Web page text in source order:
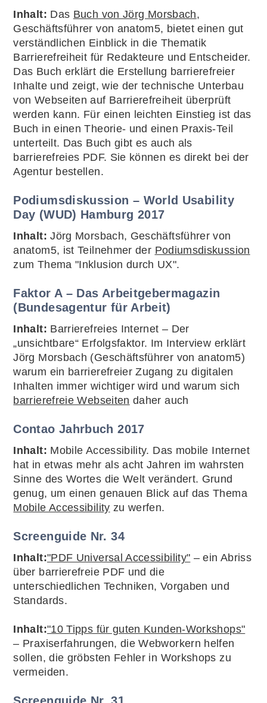
Inhalt: Das Buch von Jörg Morsbach,
Geschäftsführer von anatom5, bietet einen gut
verständlichen Einblick in die Thematik
Barrierefreiheit für Redakteure und Entscheider.
Das Buch erklärt die Erstellung barrierefreier
Inhalte und zeigt, wie der technische Unterbau
von Webseiten auf Barrierefreiheit überprüft
werden kann. Für einen leichten Einstieg ist das
Buch in einen Theorie- und einen Praxis-Teil
unterteilt. Das Buch gibt es auch als
barrierefreies PDF. Sie können es direkt bei der
Agentur bestellen.
Podiumsdiskussion – World Usability
Day (WUD) Hamburg 2017
Inhalt: Jörg Morsbach, Geschäftsführer von
anatom5, ist Teilnehmer der Podiumsdiskussion
zum Thema "Inklusion durch UX".
Faktor A – Das Arbeitgebermagazin
(Bundesagentur für Arbeit)
Inhalt: Barrierefreies Internet – Der
„unsichtbare“ Erfolgsfaktor. Im Interview erklärt
Jörg Morsbach (Geschäftsführer von anatom5)
warum ein barrierefreier Zugang zu digitalen
Inhalten immer wichtiger wird und warum sich
barrierefreie Webseiten daher auch
Contao Jahrbuch 2017
Inhalt: Mobile Accessibility. Das mobile Internet
hat in etwas mehr als acht Jahren im wahrsten
Sinne des Wortes die Welt verändert. Grund
genug, um einen genauen Blick auf das Thema
Mobile Accessibility zu werfen.
Screenguide Nr. 34
Inhalt:"PDF Universal Accessibility" – ein Abriss
über barrierefreie PDF und die
unterschiedlichen Techniken, Vorgaben und
Standards.
Inhalt:"10 Tipps für guten Kunden-Workshops"
– Praxiserfahrungen, die Webworkern helfen
sollen, die gröbsten Fehler in Workshops zu
vermeiden.